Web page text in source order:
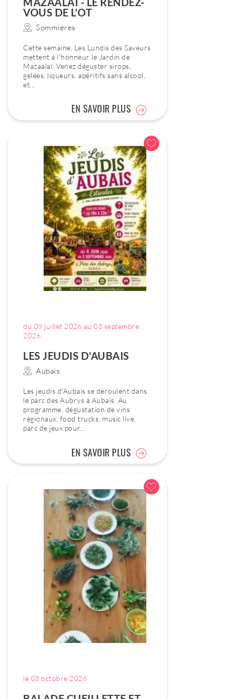
VOUS DE L'OT
Sommières
Cette semaine, Les Lundis des Saveurs
mettent à l'honneur le Jardin de
Mazaalaï. Venez déguster sirops,
gelées, liqueurs, apéritifs sans alcool,
et...
EN SAVOIR PLUS
du 09 juillet 2026 au 03 septembre
2026
LES JEUDIS D'AUBAIS
Aubais
Les jeudis d'Aubais se déroulent dans
le parc des Aubrys à Aubais. Au
programme, dégustation de vins
régionaux, food trucks, music live,
parc de jeux pour...
EN SAVOIR PLUS
le 03 octobre 2026